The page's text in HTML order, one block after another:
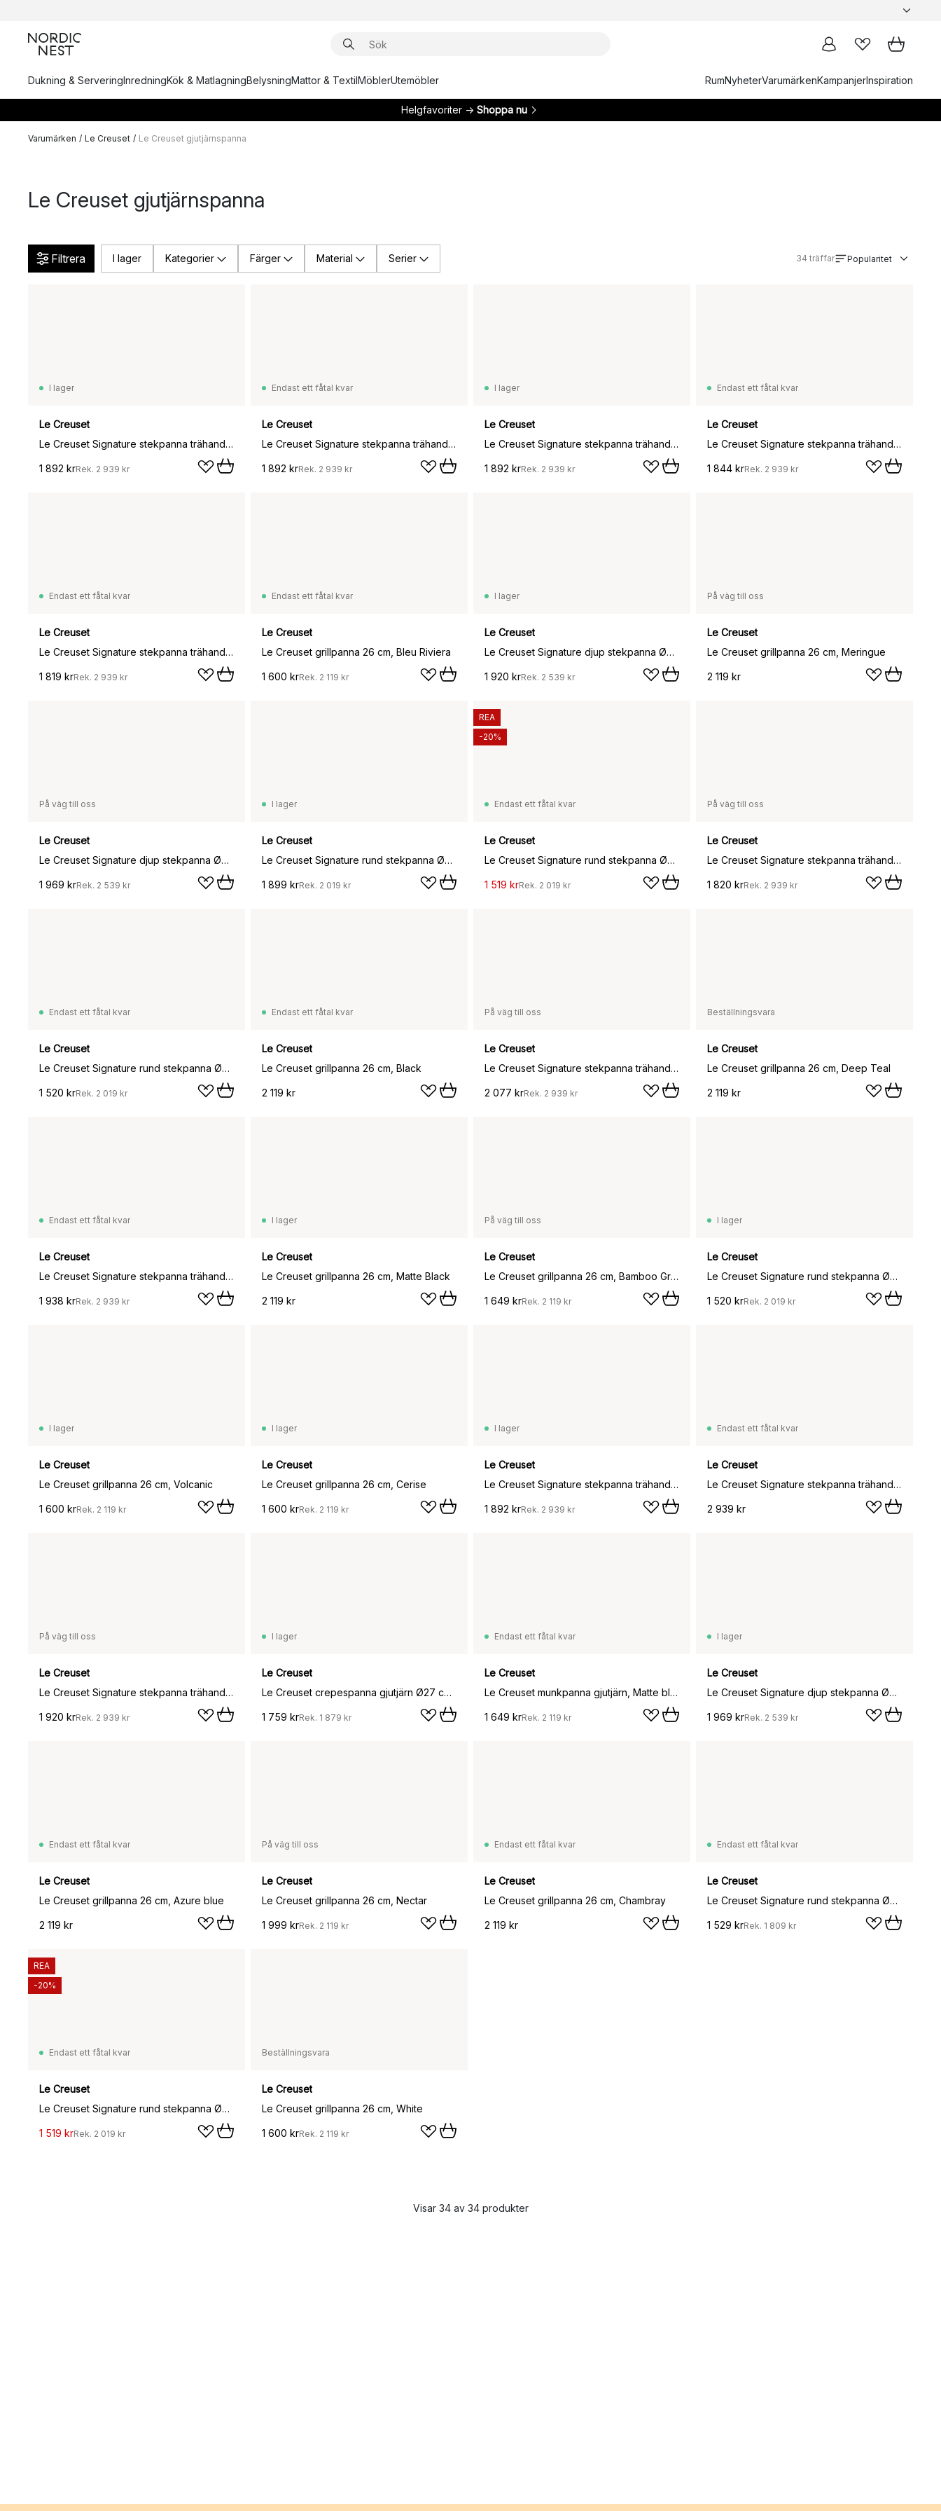
Dukning & ServeringInredningKök & MatlagningBelysningMattor & TextilMöblerUtemöbler RumNyheterVarumärkenKampanjerInspiration
Helgfavoriter → Shoppa nu
Varumärken / Le Creuset / Le Creuset gjutjärnspanna
Le Creuset gjutjärnspanna
Filtrera I lager Kategorier Färger Material Serier 34 träffar Popularitet
I lager
Le Creuset
Le Creuset Signature stekpanna trähandtag 28 cm, Matte Black
1 892 krRek. 2 939 kr
Endast ett fåtal kvar
Le Creuset
Le Creuset Signature stekpanna trähandtag 28 cm, Bamboo Green
1 892 krRek. 2 939 kr
I lager
Le Creuset
Le Creuset Signature stekpanna trähandtag 28 cm, Flame
1 892 krRek. 2 939 kr
Endast ett fåtal kvar
Le Creuset
Le Creuset Signature stekpanna trähandtag 28 cm, Black Onyx
1 844 krRek. 2 939 kr
Endast ett fåtal kvar
Le Creuset
Le Creuset Signature stekpanna trähandtag 28 cm, Flint
1 819 krRek. 2 939 kr
Endast ett fåtal kvar
Le Creuset
Le Creuset grillpanna 26 cm, Bleu Riviera
1 600 krRek. 2 119 kr
I lager
Le Creuset
Le Creuset Signature djup stekpanna Ø26 cm, Volcanic
1 920 krRek. 2 539 kr
På väg till oss
Le Creuset
Le Creuset grillpanna 26 cm, Meringue
2 119 kr
På väg till oss
Le Creuset
Le Creuset Signature djup stekpanna Ø26 cm, Matte black
1 969 krRek. 2 539 kr
I lager
Le Creuset
Le Creuset Signature rund stekpanna Ø23 cm, Bleu Riviera
1 899 krRek. 2 019 kr
Endast ett fåtal kvar
Le Creuset
Le Creuset Signature rund stekpanna Ø23 cm, Volcanic
1 519 krRek. 2 019 kr
REA
-20%
På väg till oss
Le Creuset
Le Creuset Signature stekpanna trähandtag 28 cm, Sea Salt
1 820 krRek. 2 939 kr
Endast ett fåtal kvar
Le Creuset
Le Creuset Signature rund stekpanna Ø23 cm, Matte black
1 520 krRek. 2 019 kr
Endast ett fåtal kvar
Le Creuset
Le Creuset grillpanna 26 cm, Black
2 119 kr
På väg till oss
Le Creuset
Le Creuset Signature stekpanna trähandtag 28 cm, Bleu Riviera
2 077 krRek. 2 939 kr
Beställningsvara
Le Creuset
Le Creuset grillpanna 26 cm, Deep Teal
2 119 kr
Endast ett fåtal kvar
Le Creuset
Le Creuset Signature stekpanna trähandtag 28 cm, Azure blue
1 938 krRek. 2 939 kr
I lager
Le Creuset
Le Creuset grillpanna 26 cm, Matte Black
2 119 kr
På väg till oss
Le Creuset
Le Creuset grillpanna 26 cm, Bamboo Green
1 649 krRek. 2 119 kr
I lager
Le Creuset
Le Creuset Signature rund stekpanna Ø23 cm, Cerise
1 520 krRek. 2 019 kr
I lager
Le Creuset
Le Creuset grillpanna 26 cm, Volcanic
1 600 krRek. 2 119 kr
I lager
Le Creuset
Le Creuset grillpanna 26 cm, Cerise
1 600 krRek. 2 119 kr
I lager
Le Creuset
Le Creuset Signature stekpanna trähandtag 28 cm, Cerise
1 892 krRek. 2 939 kr
Endast ett fåtal kvar
Le Creuset
Le Creuset Signature stekpanna trähandtag 28 cm, Deep Teal
2 939 kr
På väg till oss
Le Creuset
Le Creuset Signature stekpanna trähandtag 28 cm, Meringue
1 920 krRek. 2 939 kr
I lager
Le Creuset
Le Creuset crepespanna gjutjärn Ø27 cm, Matte black
1 759 krRek. 1 879 kr
Endast ett fåtal kvar
Le Creuset
Le Creuset munkpanna gjutjärn, Matte black
1 649 krRek. 2 119 kr
I lager
Le Creuset
Le Creuset Signature djup stekpanna Ø26 cm, Cerise
1 969 krRek. 2 539 kr
Endast ett fåtal kvar
Le Creuset
Le Creuset grillpanna 26 cm, Azure blue
2 119 kr
På väg till oss
Le Creuset
Le Creuset grillpanna 26 cm, Nectar
1 999 krRek. 2 119 kr
Endast ett fåtal kvar
Le Creuset
Le Creuset grillpanna 26 cm, Chambray
2 119 kr
Endast ett fåtal kvar
Le Creuset
Le Creuset Signature rund stekpanna Ø23 cm, Chambray
1 529 krRek. 1 809 kr
Endast ett fåtal kvar
Le Creuset
Le Creuset Signature rund stekpanna Ø23 cm, White
1 519 krRek. 2 019 kr
REA
-20%
Beställningsvara
Le Creuset
Le Creuset grillpanna 26 cm, White
1 600 krRek. 2 119 kr
Visar 34 av 34 produkter